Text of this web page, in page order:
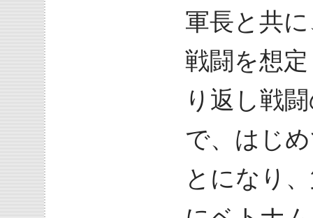
軍長と共
戦闘を想
り返し戦
で、はじ
とになり